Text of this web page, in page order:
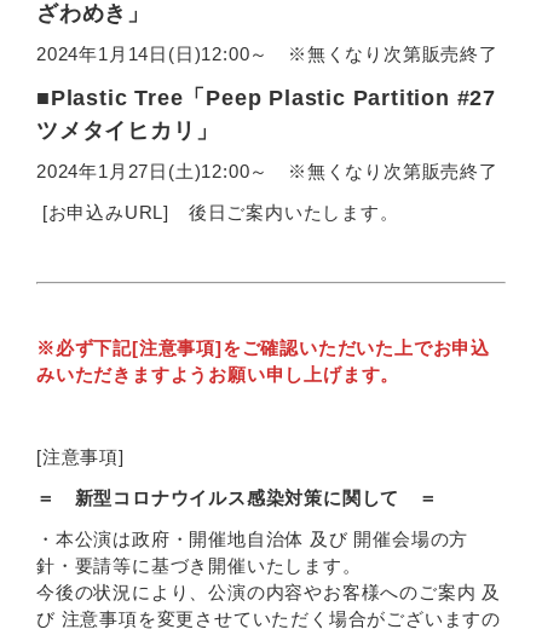
ざわめき」
2024年1月14日(日)12:00～ ※無くなり次第販売終了
■Plastic Tree「Peep Plastic Partition #27
ツメタイヒカリ」
2024年1月27日(土)12:00～ ※無くなり次第販売終了
[お申込みURL] 後日ご案内いたします。
※必ず下記[注意事項]をご確認いただいた上でお申込
みいただきますようお願い申し上げます。
[注意事項]
＝ 新型コロナウイルス感染対策に関して ＝
・本公演は政府・開催地自治体 及び 開催会場の方
針・要請等に基づき開催いたします。
今後の状況により、公演の内容やお客様へのご案内 及
び 注意事項を変更させていただく場合がございますの